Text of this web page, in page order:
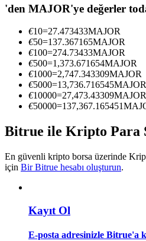
Ticaret bilgileri vb. dahil
'den MAJOR'ye değerler
€10=27.473433MAJOR
€50=137.367165MAJOR
€100=274.73433MAJOR
€500=1,373.671654MAJOR
€1000=2,747.343309MAJOR
€5000=13,736.716545MAJOR
€10000=27,473.43309MAJOR
€50000=137,367.165451
Bitrue ile Kripto Para
En güvenli kripto borsa üzerinde
için Bir Bitrue hesabı oluşturun.
Kayıt Ol
E-posta adresinizle Bitrue'a